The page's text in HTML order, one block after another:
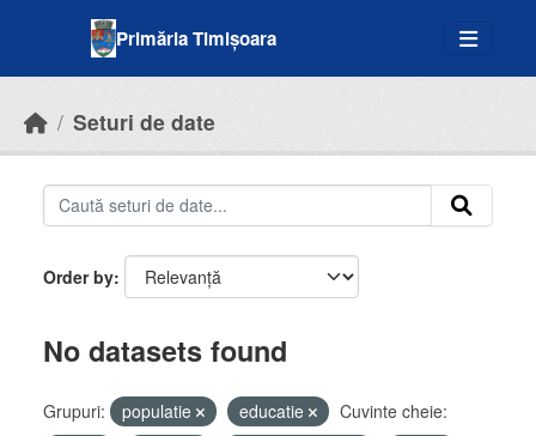
Primăria Timișoara
Seturi de date
Order by
No datasets found
Grupuri: populatie educatie
Cuvinte cheie: